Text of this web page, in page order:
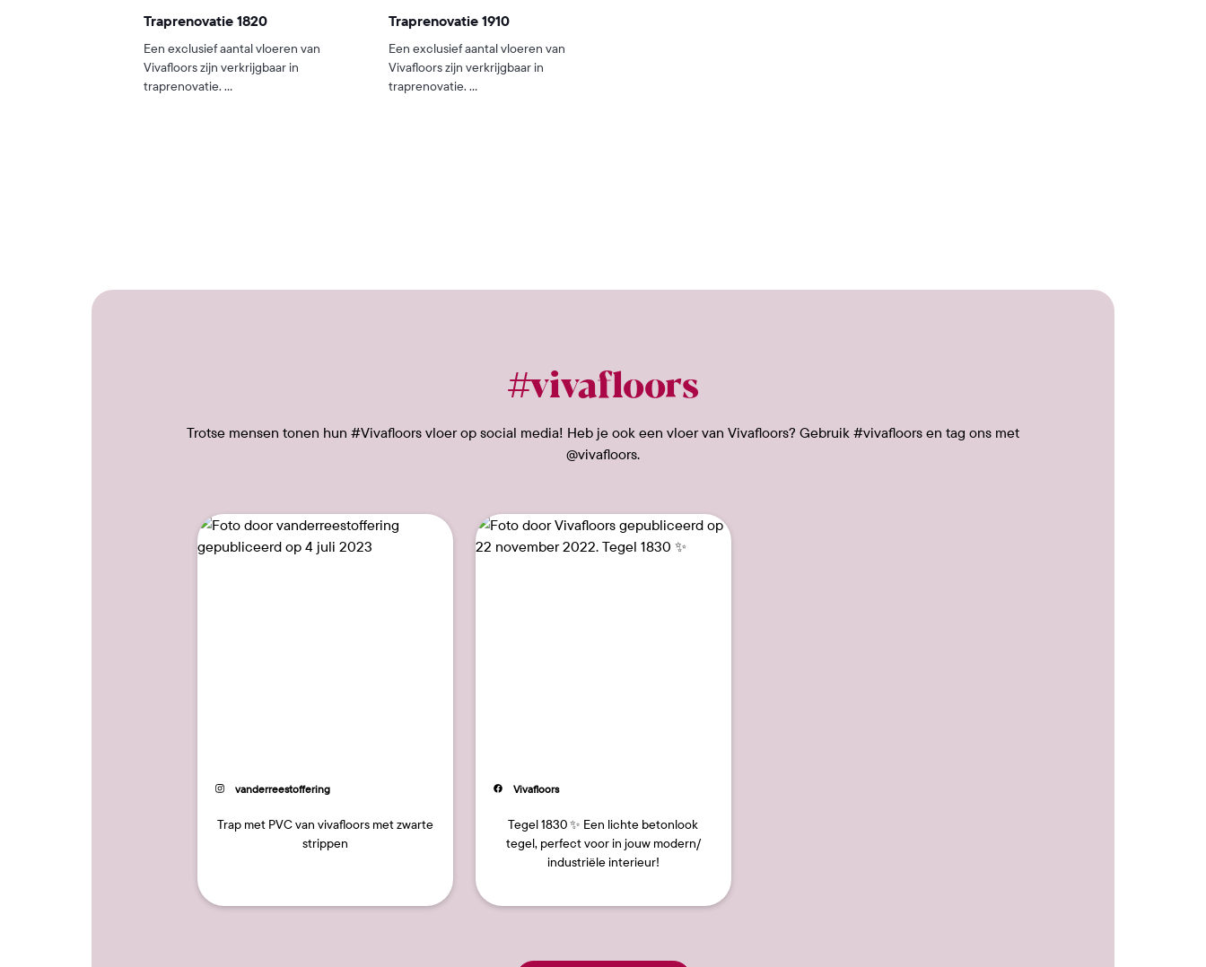
Traprenovatie 1820
Een exclusief aantal vloeren van
Vivafloors zijn verkrijgbaar in
traprenovatie. ...
Traprenovatie 1910
Een exclusief aantal vloeren van
Vivafloors zijn verkrijgbaar in
traprenovatie. ...
#vivafloors
Trotse mensen tonen hun #Vivafloors vloer op social media! Heb je ook een vloer van Vivafloors? Gebruik #vivafloors en tag ons met
@vivafloors.
Bericht
door
vanderreestoffering
Trap met PVC van vivafloors met zwarte
strippen
Bericht
door
Vivafloors
Tegel 1830 ✨ Een lichte betonlook
tegel, perfect voor in jouw modern/
industriële interieur!